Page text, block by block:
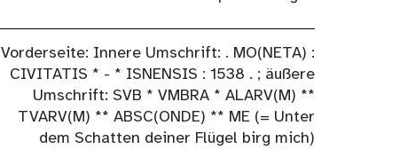
Vorderseite: Innere Umschrift: . MO(NETA) :
CIVITATIS * - * ISNENSIS : 1538 . ; äußere
Umschrift: SVB * VMBRA * ALARV(M) **
TVARV(M) ** ABSC(ONDE) ** ME (= Unter
dem Schatten deiner Flügel birg mich)